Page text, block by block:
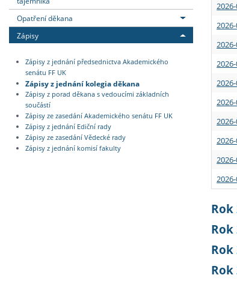
Opatření děkana
Zápisy
Zápisy z jednání předsednictva Akademického
senátu FF UK
Zápisy z jednání kolegia děkana
Zápisy z porad děkana s vedoucími základních
součástí
Zápisy ze zasedání Akademického senátu FF UK
Zápisy z jednání Ediční rady
Zápisy ze zasedání Vědecké rady
Zápisy z jednání komisí fakulty
Rok
Rok
Rok
Rok